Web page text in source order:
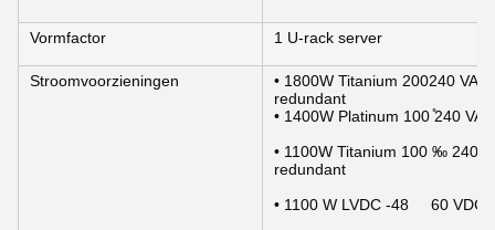
Vormfactor 1 U-rack server
Stroomvoorzieningen
• 1800W Titanium 200­240
redundant
• 1400W Platinum 100 ̊240
• 1100W Titanium 100 ‰ 240
redundant
• 1100 W LVDC -48     60